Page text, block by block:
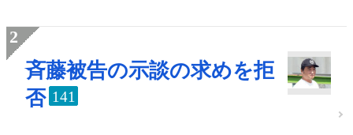
斉藤被告の示談の求めを拒
否 141